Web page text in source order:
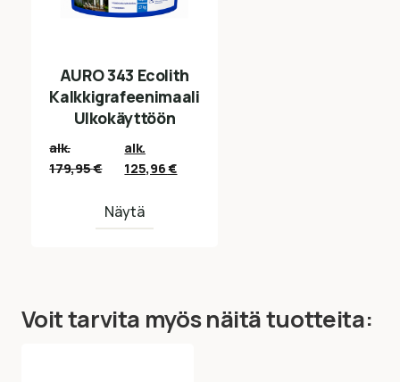
AURO 343 Ecolith
Kalkkigrafeenimaali
Ulkokäyttöön
alk.
179,95€
alk.
125,96€
Näytä
Voit tarvita myös näitä tuotteita: